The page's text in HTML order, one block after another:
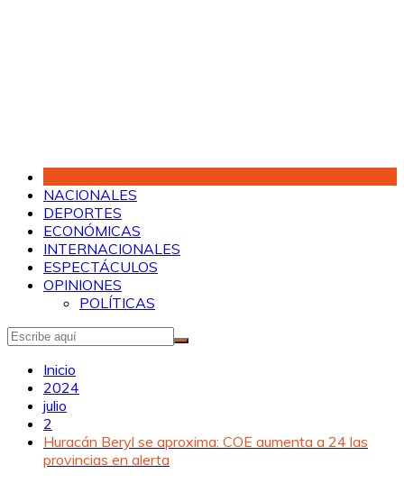
NACIONALES
DEPORTES
ECONÓMICAS
INTERNACIONALES
ESPECTÁCULOS
OPINIONES
POLÍTICAS
Inicio
2024
julio
2
Huracán Beryl se aproxima: COE aumenta a 24 las
provincias en alerta